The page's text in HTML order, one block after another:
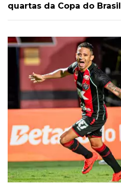
quartas da Copa do Brasil